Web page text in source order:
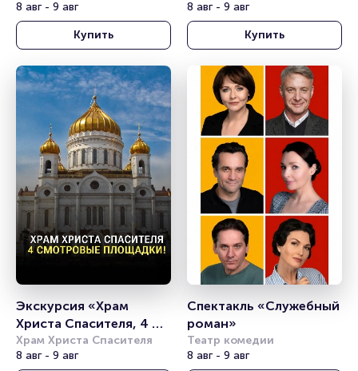
8 авг - 9 авг
Купить
проспекте Вернадского
8 авг - 9 авг
Купить
Экскурсия «Храм
Христа Спасителя, 4
смотровые площадки!»
Храм Христа Спасителя
8 авг - 9 авг
Спектакль «Служебный
роман»
Театр комедии
8 авг - 9 авг